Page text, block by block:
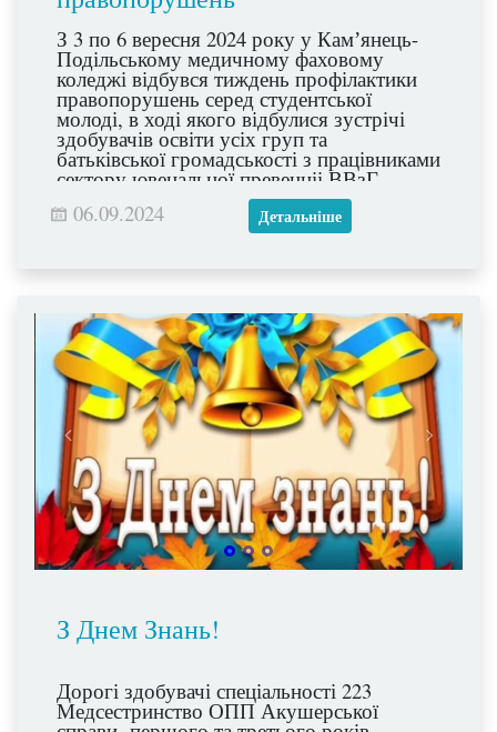
З 3 по 6 вересня 2024 року у Камʼянець-
Подільському медичному фаховому
коледжі відбувся тиждень профілактики
правопорушень серед студентської
молоді, в ході якого відбулися зустрічі
здобувачів освіти усіх груп та
батьківської громадськості з працівниками
сектору ювенальної превенціі ВВзГ
Камʼянець- Подільського РУП ГУНП в
Хмельницькій області: капітаном поліції
Родіною Катериною Олександрівною,
Денисом Вячеславовичем, капітаном
Омеляновичем. Дякуємо їм за тісну
співпрацю з нашим колективом!
06.09.2024 Детальніше
З Днем Знань!
Дорогі здобувачі спеціальності 223
Медсестринство ОПП Акушерської